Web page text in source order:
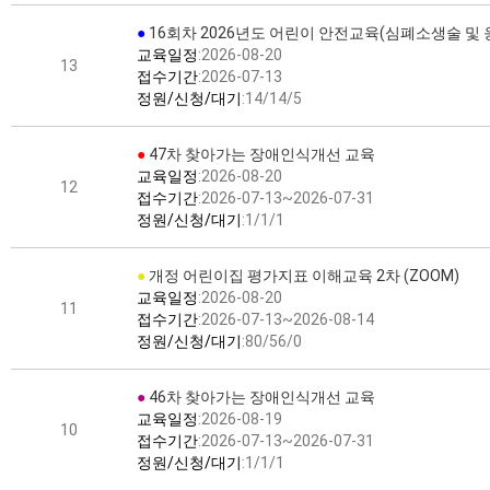
13
● 16회차 2026년도 어린이 안전교육(심폐소생술 및
교육일정:2026-08-20
접수기간:2026-07-13
정원/신청/대기:14/14/5
12
● 47차 찾아가는 장애인식개선 교육
교육일정:2026-08-20
접수기간:2026-07-13~2026-07-31
정원/신청/대기:1/1/1
11
● 개정 어린이집 평가지표 이해교육 2차 (ZOOM)
교육일정:2026-08-20
접수기간:2026-07-13~2026-08-14
정원/신청/대기:80/56/0
10
● 46차 찾아가는 장애인식개선 교육
교육일정:2026-08-19
접수기간:2026-07-13~2026-07-31
정원/신청/대기:1/1/1